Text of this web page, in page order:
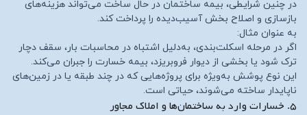
در چنین شرایطی، بیمه ساختمان در حال ساخت می‌تواند هزینه‌های
بازسازی و اصلاح بخش آسیب‌دیده را پرداخت کند.
به عنوان مثال:
اگر در مرحله اسکلت‌بندی، به‌دلیل اشتباه در محاسبات بار، سقف دچار
ترک شود یا بخشی از دیوار فروبریزد، بیمه خسارت را جبران می‌کند.
این نوع پوشش به‌ویژه برای پروژه‌هایی که در چند طبقه یا در زمین‌های
ناپایدار ساخته می‌شوند، حیاتی است.
۵. خسارات وارد به ساختمان‌ها و املاک مجاور